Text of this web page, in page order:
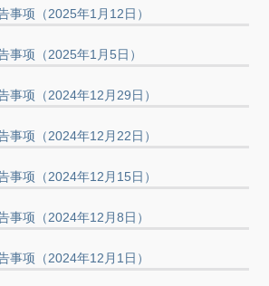
事项（2025年1月12日）
事项（2025年1月5日）
事项（2024年12月29日）
事项（2024年12月22日）
事项（2024年12月15日）
事项（2024年12月8日）
事项（2024年12月1日）